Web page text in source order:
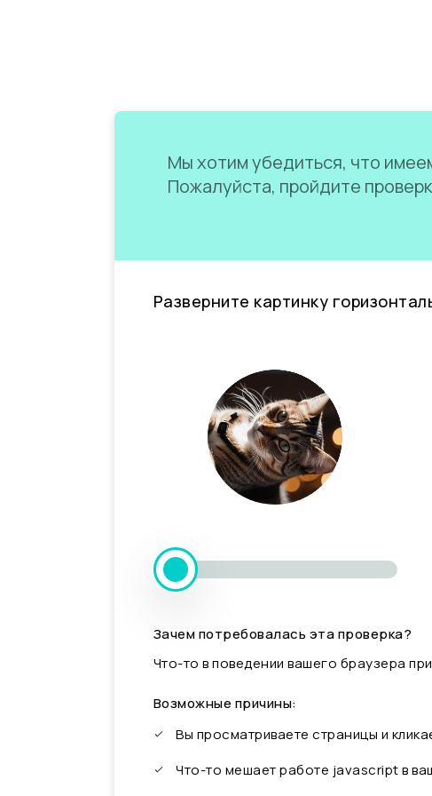
Мы хотим убедиться, что
Пожалуйста, пройдите
Разверните картинку
Зачем потребовалась эта проверка?
Что-то в поведении вашего браузера
Возможные причины:
Вы просматриваете страницы и
Что-то мешает работе javascript в